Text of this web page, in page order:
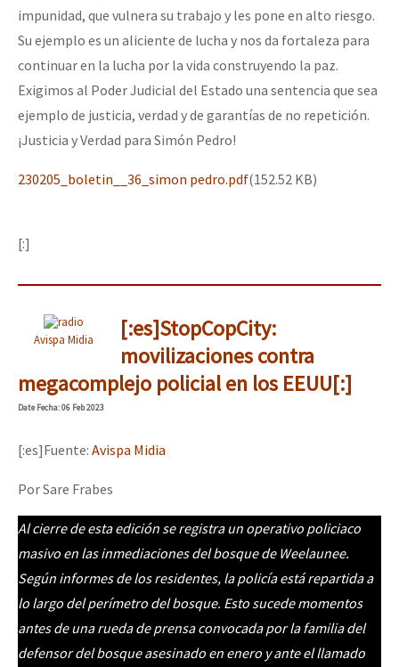
impunidad, que vulnera su trabajo y les pone en alto riesgo.
Su ejemplo es un aliciente de lucha y nos da fortaleza para
continuar en la lucha por la vida construyendo la paz.
Exigimos al Poder Judicial del Estado una sentencia que sea
ejemplo de justicia, verdad y de garantías de no repetición.
¡Justicia y Verdad para Simón Pedro!
230205_boletin__36_simon pedro.pdf(152.52 KB)
[:]
Avispa Midia
[:es]StopCopCity:
movilizaciones contra
megacomplejo policial en los EEUU[:]
DateFecha: 06 Feb 2023
[:es]Fuente: Avispa Midia
Por Sare Frabes
Al cierre de esta edición se registra un operativo policiaco
masivo en las inmediaciones del bosque de Weelaunee.
Según informes de los residentes, la policía está repartida a
lo largo del perímetro del bosque. Esto sucede momentos
antes de una rueda de prensa convocada por la familia del
defensor del bosque asesinado en enero y ante el llamado